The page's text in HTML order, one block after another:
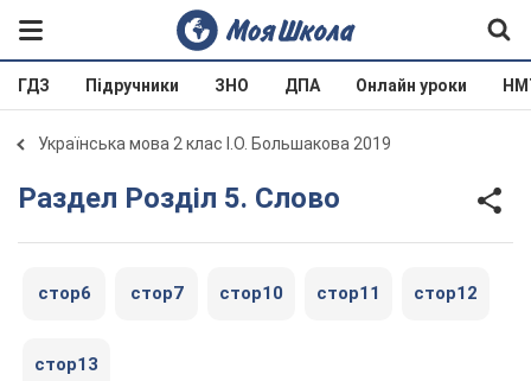
ГДЗ Підручники ЗНО ДПА Онлайн уроки
Українська мова 2 клас І.О. Большакова 2019
Раздел Розділ 5. Слово
стор6 стор7 стор10 стор11 стор12
стор13